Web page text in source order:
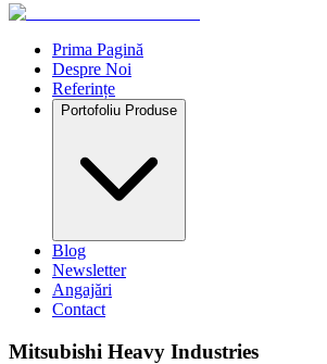
Prima Pagină
Despre Noi
Referințe
Portofoliu Produse
Blog
Newsletter
Angajări
Contact
Mitsubishi Heavy Industries